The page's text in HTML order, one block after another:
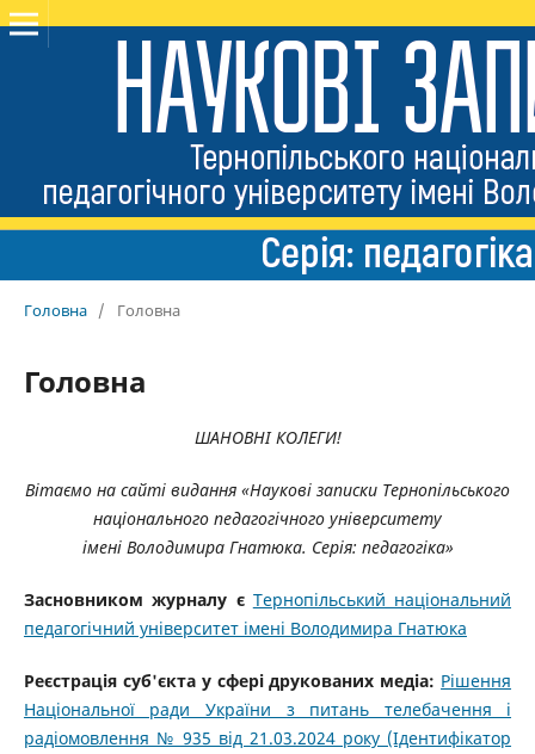
Головна / Головна
Головна
ШАНОВНІ КОЛЕГИ!
Вітаємо на сайті видання «Наукові записки Тернопільського
національного педагогічного університету
імені Володимира Гнатюка. Серія: педагогіка»
Засновником журналу є Тернопільський національний
педагогічний університет імені Володимира Гнатюка
Реєстрація суб'єкта у сфері друкованих медіа: Рішення
Національної ради України з питань телебачення і
радіомовлення № 935 від 21.03.2024 року (Ідентифікатор